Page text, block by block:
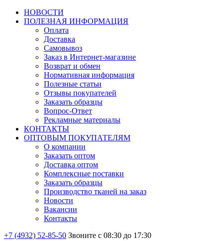
НОВОСТИ
ПОЛЕЗНАЯ ИНФОРМАЦИЯ
Оплата
Доставка
Самовывоз
Заказ в Интернет-магазине
Возврат и обмен
Нормативная информация
Полезные статьи
Отзывы покупателей
Заказать образцы
Вопрос-Ответ
Рекламные материалы
КОНТАКТЫ
ОПТОВЫМ ПОКУПАТЕЛЯМ
О компании
Заказать оптом
Доставка оптом
Комплексные поставки
Заказать образцы
Производство тканей на заказ
Новости
Вакансии
Контакты
+7 (4932) 52-85-50 Звоните с 08:30 до 17:30